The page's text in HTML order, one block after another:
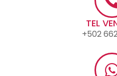
TEL
+502